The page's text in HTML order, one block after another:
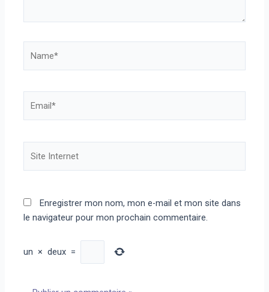
Internet
Enregistrer mon nom, mon e-mail et mon site dans
le navigateur pour mon prochain commentaire.
un × deux =